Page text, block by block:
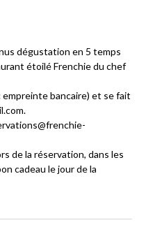
dégustation en 5 temps
étoilé Frenchie du chef
bancaire) et se fait
de la réservation, dans les
cadeau le jour de la